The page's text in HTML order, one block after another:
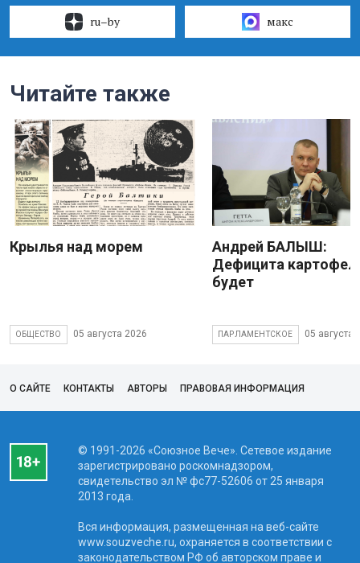
ru–by макс
Читайте также
Крылья над морем
ОБЩЕСТВО 05 августа 2026
Андрей БАЛЫШ:
Дефицита
будет
ПАРЛАМЕНТСКОЕ 05 августа
О САЙТЕ КОНТАКТЫ АВТОРЫ ПРАВОВАЯ ИНФОРМАЦИЯ
© 1991-2026 «Союзное Вече». Сетевое издание
зарегистрировано роскомнадзором,
свидетельство эл № фc77-52606 от 25 января
2013 года.
Вся информация, размещенная на веб-сайте
www.souzveche.ru, охраняется в соответствии с
законодательством РФ об авторском праве и